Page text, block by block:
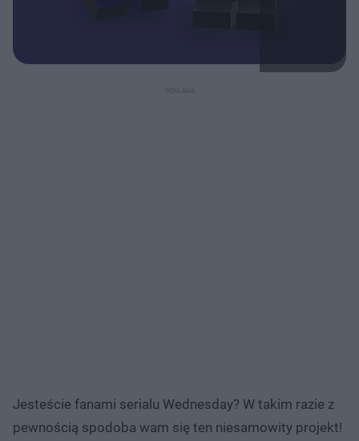
Jesteście fanami serialu Wednesday? W takim razie z
pewnością spodoba wam się ten niesamowity projekt!